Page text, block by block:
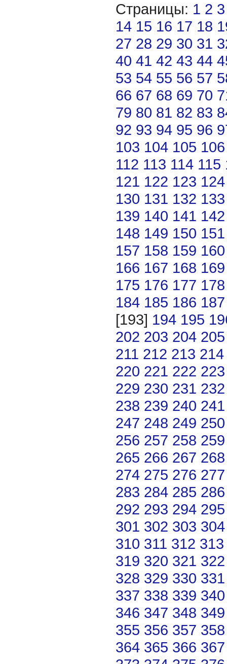
Страницы: 1 2 3
14 15 16 17 18
27 28 29 30 31
40 41 42 43 44
53 54 55 56 57
66 67 68 69 70
79 80 81 82 83
92 93 94 95 96
103 104 105 106
112 113 114 115
121 122 123 124
130 131 132 133
139 140 141 142
148 149 150 151
157 158 159 160
166 167 168 169
175 176 177 178
184 185 186 187
[193] 194 195
202 203 204 205
211 212 213 214
220 221 222 223
229 230 231 232
238 239 240 241
247 248 249 250
256 257 258 259
265 266 267 268
274 275 276 277
283 284 285 286
292 293 294 295
301 302 303 304
310 311 312 313
319 320 321 322
328 329 330 331
337 338 339 340
346 347 348 349
355 356 357 358
364 365 366 367